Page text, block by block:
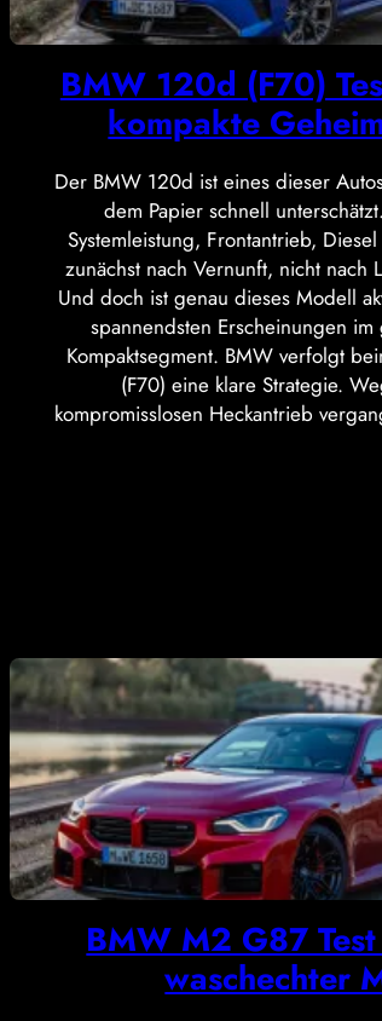
BMW 120d (F70)
kompakte
Der BMW 120d ist eines dieser
dem Papier schnell
Systemleistung, Frontantrieb,
zunächst nach Vernunft, nicht nach
Und doch ist genau dieses Modell
spannendsten Erscheinungen im
Kompaktsegment. BMW verfolgt
(F70) eine klare Strategie.
kompromisslosen Heckantrieb
BMW M2 G87
waschechter